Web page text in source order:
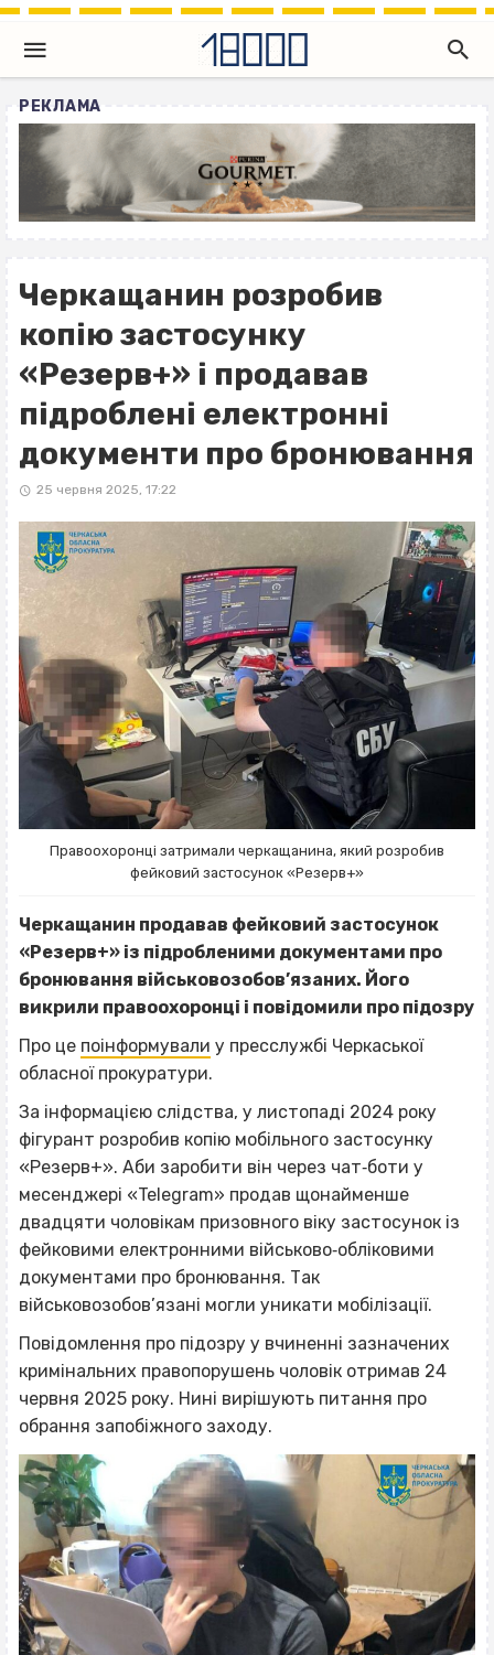
РЕКЛАМА
Черкащанин розробив
копію застосунку
«Резерв+» і продавав
підроблені електронні
документи про бронювання
25 червня 2025, 17:22
Правоохоронці затримали черкащанина, який розробив
фейковий застосунок «Резерв+»
Черкащанин продавав фейковий застосунок
«Резерв+» із підробленими документами про
бронювання військовозобов’язаних. Його
викрили правоохоронці і повідомили про підозру
Про це поінформували у пресслужбі Черкаської
обласної прокуратури.
За інформацією слідства, у листопаді 2024 року
фігурант розробив копію мобільного застосунку
«Резерв+». Аби заробити він через чат‐боти у
месенджері «Telegram» продав щонайменше
двадцяти чоловікам призовного віку застосунок із
фейковими електронними військово‐обліковими
документами про бронювання. Так
військовозобов’язані могли уникати мобілізації.
Повідомлення про підозру у вчиненні зазначених
кримінальних правопорушень чоловік отримав 24
червня 2025 року. Нині вирішують питання про
обрання запобіжного заходу.